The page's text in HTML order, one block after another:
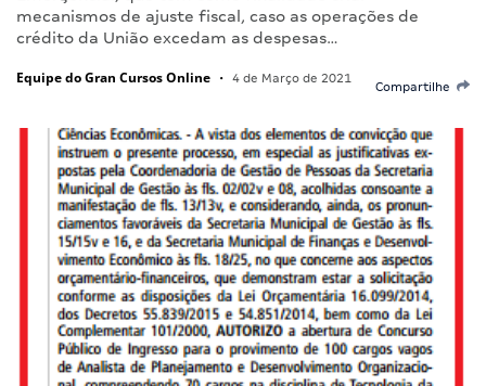
mecanismos de ajuste fiscal, caso as operações de
crédito da União excedam as despesas…
Equipe do Gran Cursos Online • 4 de Março de 2021
Compartilhe